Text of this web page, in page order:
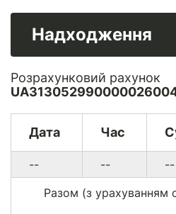
Надходження
Розрахунковий рахунок
Дата Час
-- -- --
Разом (з урахуванням